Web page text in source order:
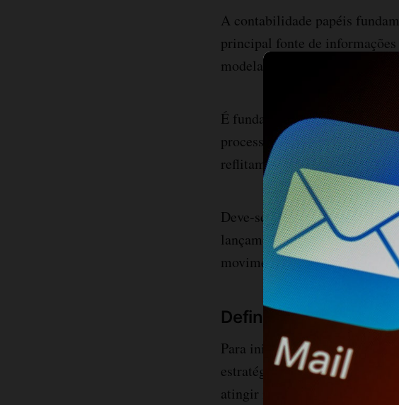
A contabilidade papéis
principal fonte de
modelagem.
É fundamental que o
processo contábil da
reflitam de maneira
Deve-se observar que as
lançamentos contábeis, pois
movimentações de saldos
Definição adequada
Para iniciar a elaboração do
estratégia de longo prazo, a
atingir nos próximos anos, na